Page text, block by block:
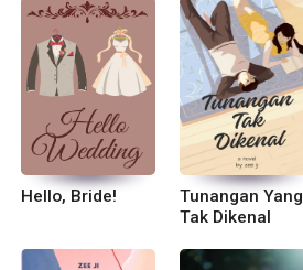
Hello, Bride!
Tunangan Yang
Tak Dikenal